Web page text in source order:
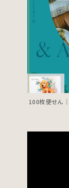
100枚便せん